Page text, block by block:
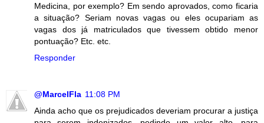
Medicina, por exemplo? Em sendo aprovados, como ficaria
a situação? Seriam novas vagas ou eles ocupariam as
vagas dos já matriculados que tivessem obtido menor
pontuação? Etc. etc.
Responder
@MarcelFla 11:08 PM
Ainda acho que os prejudicados deveriam procurar a justiça